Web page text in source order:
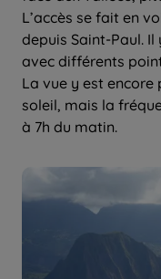
L’accès se fait en
depuis Saint-Paul.
avec différents
La vue y est encore
soleil, mais la
à 7h du matin.